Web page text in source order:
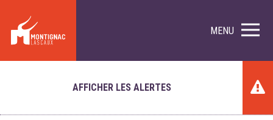
MENU
AFFICHER LES ALERTES